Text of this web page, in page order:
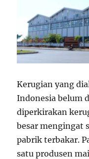
Kerugian yang
Indonesia belum
diperkirakan
besar mengingat
pabrik terbakar.
satu produsen